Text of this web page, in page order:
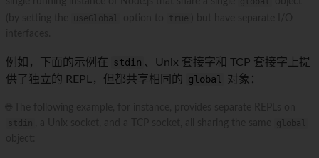
例如，下面的示例在 stdin 、Unix 套接字和 TCP 套接字上提
供了独立的 REPL，但都共享相同的
global 对象：